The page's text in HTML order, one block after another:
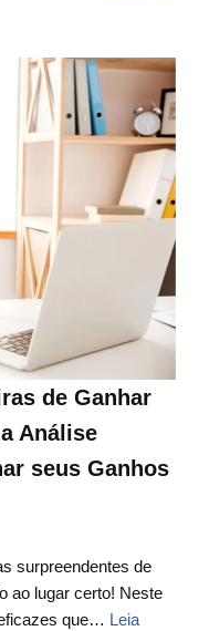
de Ganhar
Análise
seus Ganhos
surpreendentes de
ao lugar certo! Neste
que… Leia